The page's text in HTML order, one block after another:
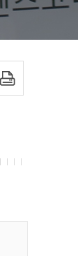
프린트하기